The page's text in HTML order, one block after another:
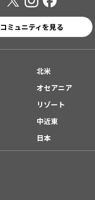
コミュニティを見る
北米
オセアニア
リゾート
中近東
日本